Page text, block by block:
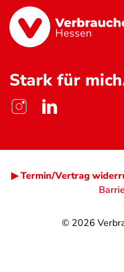
Hessen
Stark für
© 2026
▶ Termin/Vertrag